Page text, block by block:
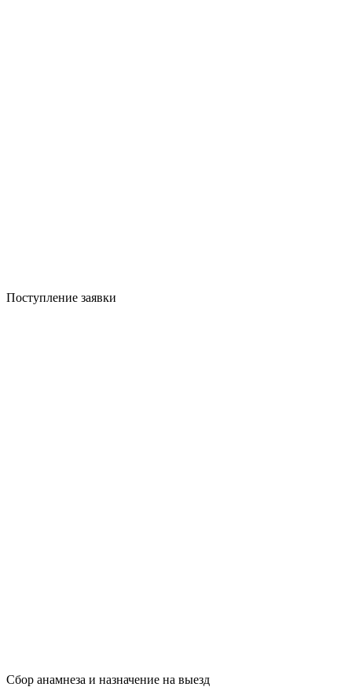
Поступление заявки
Сбор анамнеза и назначение на выезд